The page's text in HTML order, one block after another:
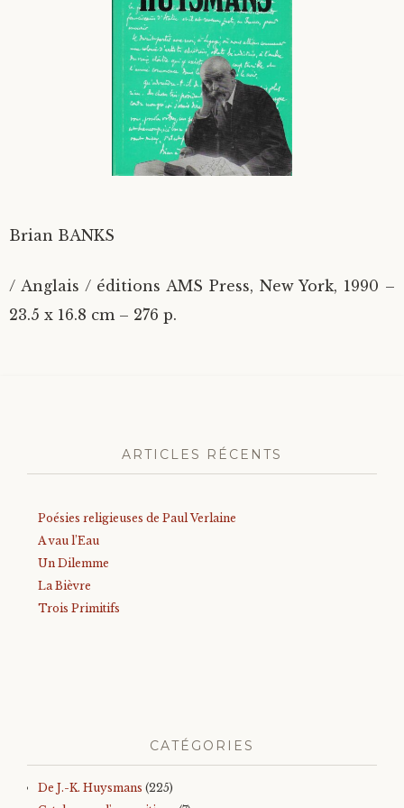
Langues étrangères
Brian BANKS
/ Anglais / éditions AMS Press, New York, 1990 –
23.5 x 16.8 cm – 276 p.
ARTICLES RÉCENTS
Poésies religieuses de Paul Verlaine
A vau l’Eau
Un Dilemme
La Bièvre
Trois Primitifs
CATÉGORIES
De J.-K. Huysmans (225)